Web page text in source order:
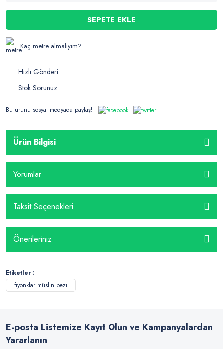
SEPETE EKLE
Kaç metre almalıyım?
Hızlı Gönderi
Stok Sorunuz
Bu ürünü sosyal medyada paylaş!
Ürün Bilgisi
Yorumlar
Taksit Seçenekleri
Önerileriniz
Etiketler :
fiyonklar müslin bezi
E-posta Listemize Kayıt Olun ve Kampanyalardan
Yararlanın